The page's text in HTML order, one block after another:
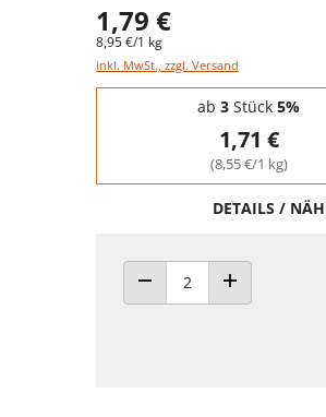
1,79 €
8,95 €/1 kg
inkl. MwSt., zzgl. Versand
Staffelpreise - Mengenrabatt
ab 3 Stück 5%
1,71 €
(8,55 €/1 kg)
DETAILS /
ANZAHL VERRINGERN
ANZAHL